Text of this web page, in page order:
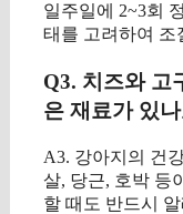
일주일에 2~3회
태를 고려하여 조
Q3. 치즈와 고
은 재료가 있
A3. 강아지의 건
살, 당근, 호박 등
할 때도 반드시